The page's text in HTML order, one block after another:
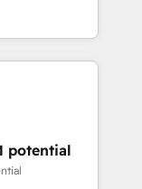
on ROI and
we
your
over a
with deep
to helping
that fit
to have
the
potential